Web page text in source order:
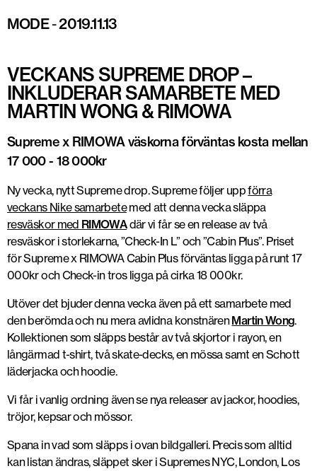
MODE-2019.11.13
VECKANS SUPREME DROP –
INKLUDERAR SAMARBETE MED
MARTIN WONG & RIMOWA
Supreme x RIMOWA väskorna förväntas kosta mellan
17 000 - 18 000kr
Ny vecka, nytt Supreme drop. Supreme följer uppförra
veckans Nike samarbetemed att denna vecka släppa
resväskor med RIMOWAdär vi får se en release av två
resväskor i storlekarna, ”Check-In L” och ”Cabin Plus”. Priset
för Supreme x RIMOWA Cabin Plus förväntas ligga på runt 17
000kr och Check-in tros ligga på cirka 18 000kr.
Utöver det bjuder denna vecka även på ett samarbete med
den berömda och nu mera avlidna konstnärenMartin Wong.
Kollektionen som släpps består av två skjortor i rayon, en
långärmad t-shirt, två skate-decks, en mössa samt en Schott
läderjacka och hoodie.
Vi får i vanlig ordning även se nya releaser av jackor, hoodies,
tröjor, kepsar och mössor.
Spana in vad som släpps i ovan bildgalleri. Precis som alltid
kan listan ändras, släppet sker i Supremes NYC, London, Los